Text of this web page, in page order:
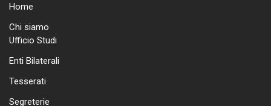
Home
Chi siamo
Ufficio Studi
Enti Bilaterali
Tesserati
Segreterie